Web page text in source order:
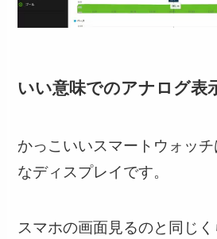
いい意味でのアナログ表
かっこいいスマートウォッ
なディスプレイです。
スマホの画面見るのと同じ